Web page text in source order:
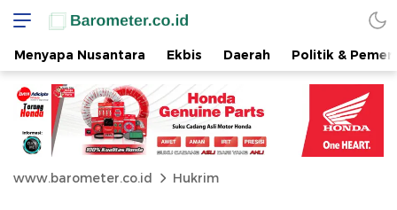
Menyapa Nusantara Ekbis Daerah Politik &
www.barometer.co.id Hukrim